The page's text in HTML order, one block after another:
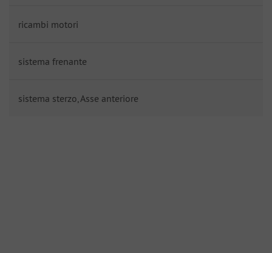
ricambi motori
sistema frenante
sistema sterzo, Asse anteriore